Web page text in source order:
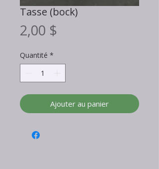
Tasse (bock)
2,00 $
Quantité *
Ajouter au panier